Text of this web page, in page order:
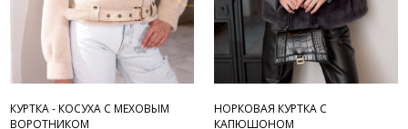
КУРТКА - КОСУХА С МЕХОВЫМ
ВОРОТНИКОМ
НОРКОВАЯ КУРТКА С
КАПЮШОНОМ